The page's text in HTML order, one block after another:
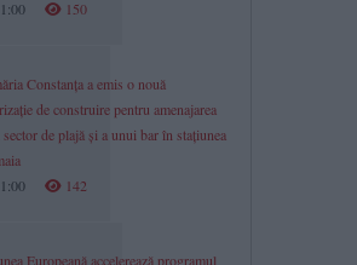
150
Constanța a emis o nouă
de construire pentru amenajarea
de plajă și a unui bar în stațiunea
142
Europeană accelerează programul